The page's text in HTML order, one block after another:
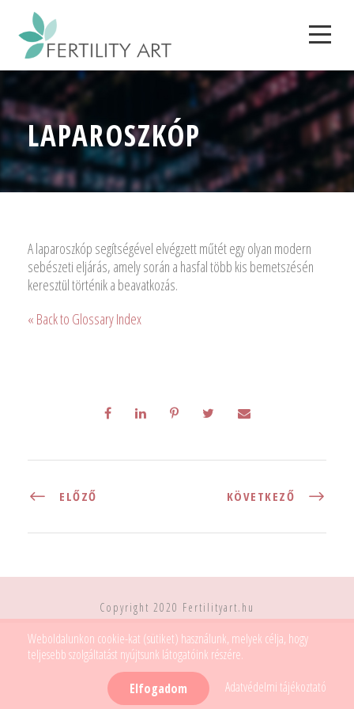
LAPAROSZKÓP
A laparoszkóp segítségével elvégzett műtét egy olyan modern
sebészeti eljárás, amely során a hasfal több kis bemetszésén
keresztül történik a beavatkozás.
« Back to Glossary Index
ELŐZŐ KÖVETKEZŐ
Copyright 2020 Fertilityart.hu
Weboldalunkon cookie-kat (sütiket) használunk, melyek célja, hogy
teljesebb szolgáltatást nyújtsunk látogatóink részére.
Elfogadom
Adatvédelmi tájékoztató